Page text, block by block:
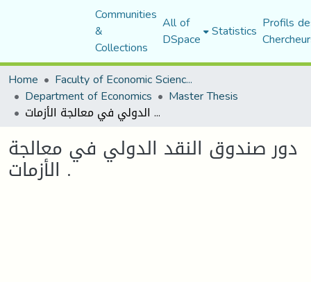
Communities
&
Collections
All of
DSpace Statistics Profils
Home
Faculty of Economic Sciences, Commerce and Management Sciences
Department of Economics Master Thesis
دور صندوق النقد الدولي في معالجة الأزمات .
دور صندوق النقد الدولي في معالجة
الأزمات .